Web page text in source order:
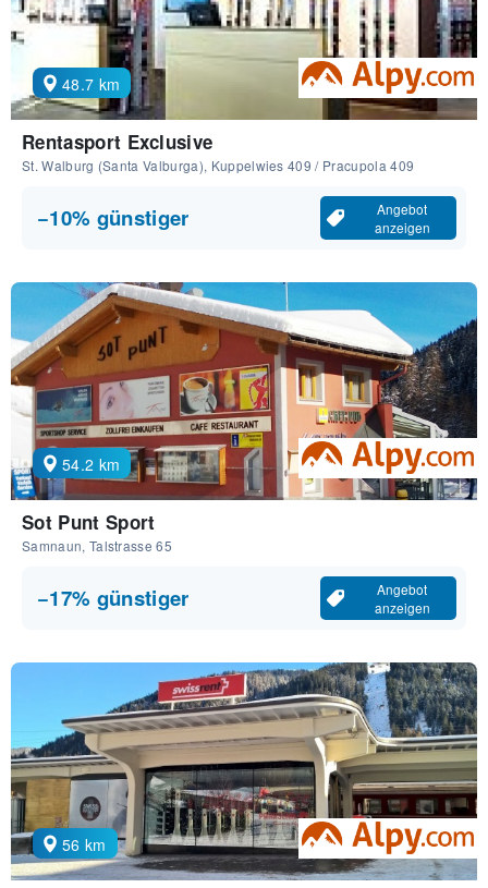
48.7 km
Rentasport Exclusive
St. Walburg (Santa Valburga), Kuppelwies 409 / Pracupola 409
−10% günstiger
Angebot
anzeigen
54.2 km
Sot Punt Sport
Samnaun, Talstrasse 65
−17% günstiger
Angebot
anzeigen
56 km